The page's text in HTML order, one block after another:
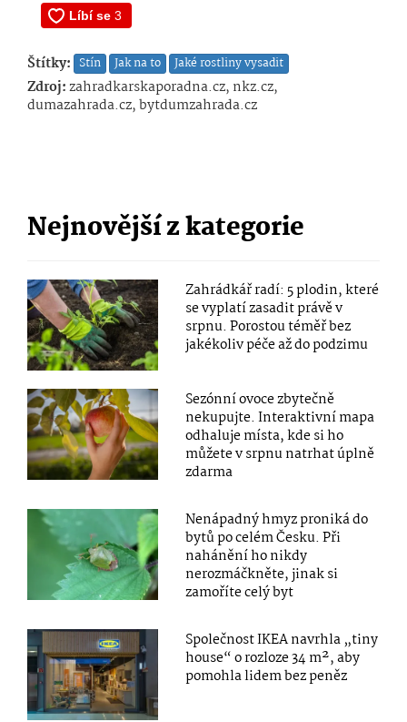
Štítky: Stín Jak na to Jaké rostliny vysadit
Zdroj:zahradkarskaporadna.cz, nkz.cz,
dumazahrada.cz, bytdumzahrada.cz
Nejnovější z kategorie
Zahrádkář radí: 5 plodin, které
se vyplatí zasadit právě v
srpnu. Porostou téměř bez
jakékoliv péče až do podzimu
Sezónní ovoce zbytečně
nekupujte. Interaktivní mapa
odhaluje místa, kde si ho
můžete v srpnu natrhat úplně
zdarma
Nenápadný hmyz proniká do
bytů po celém Česku. Při
nahánění ho nikdy
nerozmáčkněte, jinak si
zamoříte celý byt
Společnost IKEA navrhla „tiny
house“ o rozloze 34 m², aby
pomohla lidem bez peněz